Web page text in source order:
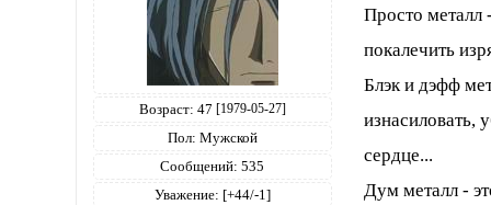
Возраст: 47 [1979-05-27]
Пол: Мужской
Сообщений: 535
Уважение: [+44/-1]
Просто металл
покалечить
Блэк и дэфф
изнасиловать,
сердце...
Дум металл -